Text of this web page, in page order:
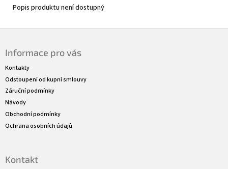
Popis produktu není dostupný
Informace pro vás
Kontakty
Odstoupení od kupní smlouvy
Záruční podmínky
Návody
Obchodní podmínky
Ochrana osobních údajů
Kontakt